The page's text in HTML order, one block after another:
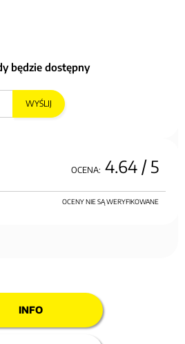
będzie dostępny
WYŚLIJ
OCENA: 4.64 / 5
OCENY NIE SĄ WERYFIKOWANE
INFO